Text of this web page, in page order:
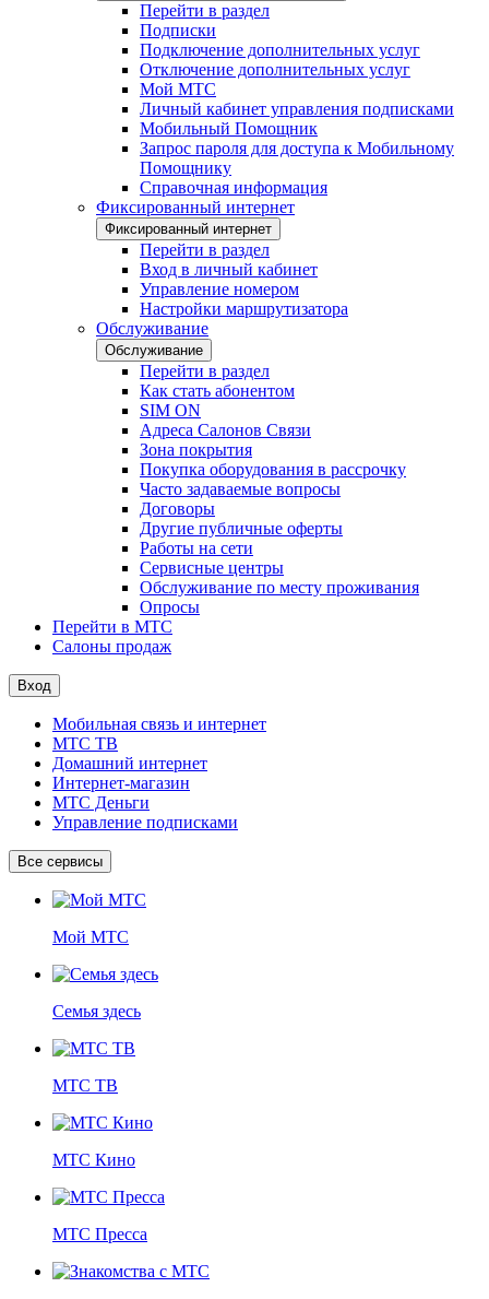
Перейти в раздел
Подписки
Подключение дополнительных услуг
Отключение дополнительных услуг
Мой МТС
Личный кабинет управления подписками
Мобильный Помощник
Запрос пароля для доступа к Мобильному
Помощнику
Справочная информация
Фиксированный интернет
Фиксированный интернет
Перейти в раздел
Вход в личный кабинет
Управление номером
Настройки маршрутизатора
Обслуживание
Обслуживание
Перейти в раздел
Как стать абонентом
SIM ON
Адреса Салонов Связи
Зона покрытия
Покупка оборудования в рассрочку
Часто задаваемые вопросы
Договоры
Другие публичные оферты
Работы на сети
Сервисные центры
Обслуживание по месту проживания
Опросы
Перейти в МТС
Салоны продаж
Вход
Мобильная связь и интернет
МТС ТВ
Домашний интернет
Интернет-магазин
МТС Деньги
Управление подписками
Все сервисы
Мой МТС
Семья здесь
МТС ТВ
МТС Кино
МТС Пресса